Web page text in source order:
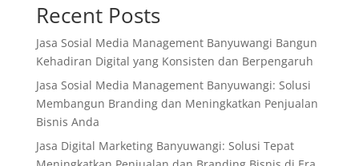
Recent Posts
Jasa Sosial Media Management Banyuwangi Bangun
Kehadiran Digital yang Konsisten dan Berpengaruh
Jasa Sosial Media Management Banyuwangi: Solusi
Membangun Branding dan Meningkatkan Penjualan
Bisnis Anda
Jasa Digital Marketing Banyuwangi: Solusi Tepat